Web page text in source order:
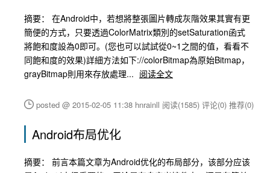
摘要： 在Android中，若想將整張圖片轉成灰階效果其實有更
簡便的方式，只要透過ColorMatrix類別的setSaturation函式
將飽和度設為0即可。(您也可以試試從0~1之間的值，看看不
同飽和度的效果)詳細方法如下://colorBitmap為原始Bitmap，
grayBitmap則用來存放處理... 阅读全文
posted @ 2015-02-05 11:38 hnrainll 阅读(1585) 评论(0) 推荐(0)
Android布局优化
摘要： 前言本篇文章为Android优化的布局部分，该部分应该